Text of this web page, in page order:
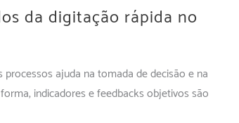
da digitação rápida no
ajuda na tomada de decisão e na
indicadores e feedbacks objetivos são